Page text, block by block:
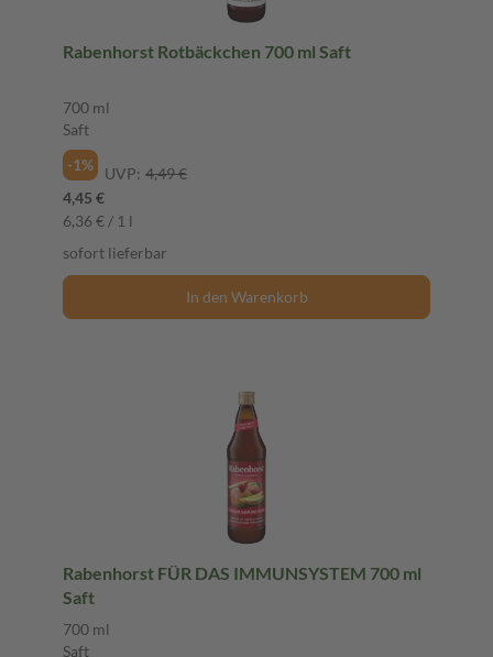
Rabenhorst Rotbäckchen 700 ml Saft
700 ml
Saft
-1%
UVP: 4,49 €
4,45 €
6,36 € / 1 l
sofort lieferbar
In den Warenkorb
Rabenhorst FÜR DAS IMMUNSYSTEM 700 ml
Saft
700 ml
Saft